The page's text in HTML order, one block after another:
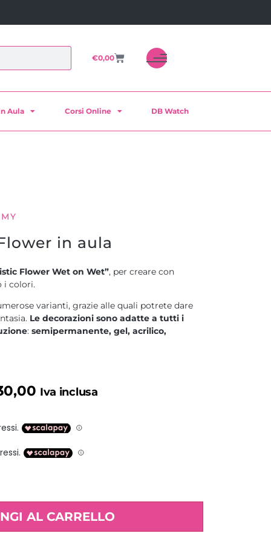
€0,00
Aula Corsi Online DB Watch
in aula
Flower Wet on Wet”, per creare con
i colori.
varianti, grazie alle quali potrete dare
Le decorazioni sono adatte a tutti i
: semipermanente, gel, acrilico,
di partecipazione
Iva inclusa
AL CARRELLO